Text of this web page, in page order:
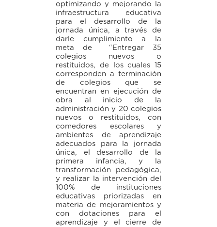
optimizando y mejorando la
infraestructura educativa
para el desarrollo de la
jornada única, a través de
darle cumplimiento a la
meta de “Entregar 35
colegios nuevos o
restituidos, de los cuales 15
corresponden a terminación
de colegios que se
encuentran en ejecución de
obra al inicio de la
administración y 20 colegios
nuevos o restituidos, con
comedores escolares y
ambientes de aprendizaje
adecuados para la jornada
única, el desarrollo de la
primera infancia, y la
transformación pedagógica,
y realizar la intervención del
100% de instituciones
educativas priorizadas en
materia de mejoramientos y
con dotaciones para el
aprendizaje y el cierre de